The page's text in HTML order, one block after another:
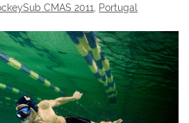
CMAS 2011 Portugal